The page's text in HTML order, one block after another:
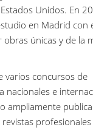
Unidos. En
en Madrid con
únicas y de la
varios concursos de
nacionales e
ampliamente
profesionales